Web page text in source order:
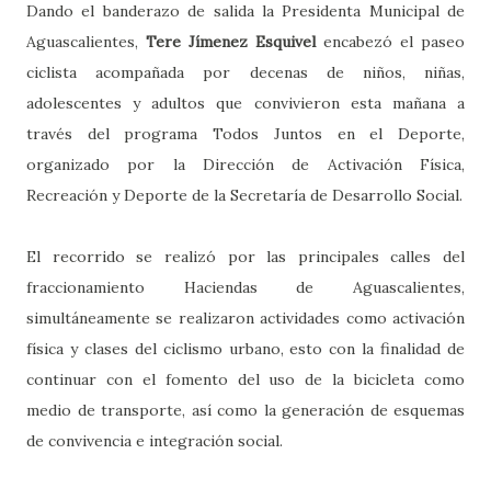
Dando el banderazo de salida la Presidenta Municipal de
Aguascalientes, Tere Jímenez Esquivel encabezó el paseo
ciclista acompañada por decenas de niños, niñas,
adolescentes y adultos que convivieron esta mañana a
través del programa Todos Juntos en el Deporte,
organizado por la Dirección de Activación Física,
Recreación y Deporte de la Secretaría de Desarrollo Social.
El recorrido se realizó por las principales calles del
fraccionamiento Haciendas de Aguascalientes,
simultáneamente se realizaron actividades como activación
física y clases del ciclismo urbano, esto con la finalidad de
continuar con el fomento del uso de la bicicleta como
medio de transporte, así como la generación de esquemas
de convivencia e integración social.